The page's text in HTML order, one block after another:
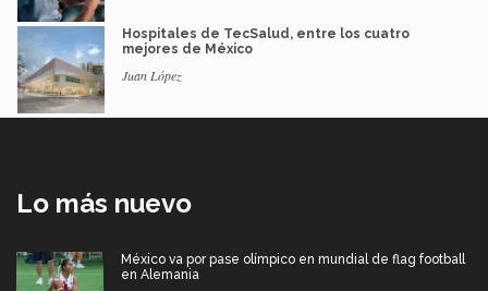
Hospitales de TecSalud, entre los cuatro
mejores de México
Juan López
Lo más nuevo
México va por pase olímpico en mundial de flag football
en Alemania